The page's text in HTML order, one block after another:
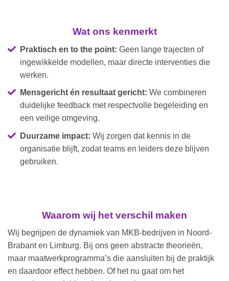
Wat ons kenmerkt
Praktisch en to the point: Geen lange trajecten of
ingewikkelde modellen, maar directe interventies die
werken.
Mensgericht én resultaat gericht: We combineren
duidelijke feedback met respectvolle begeleiding en
een veilige omgeving.
Duurzame impact: Wij zorgen dat kennis in de
organisatie blijft, zodat teams en leiders deze blijven
gebruiken.
Waarom wij het verschil maken
Wij begrijpen de dynamiek van MKB-bedrijven in Noord-
Brabant en Limburg. Bij ons geen abstracte theorieën,
maar maatwerkprogramma’s die aansluiten bij de praktijk
en daardoor effect hebben. Of het nu gaat om het